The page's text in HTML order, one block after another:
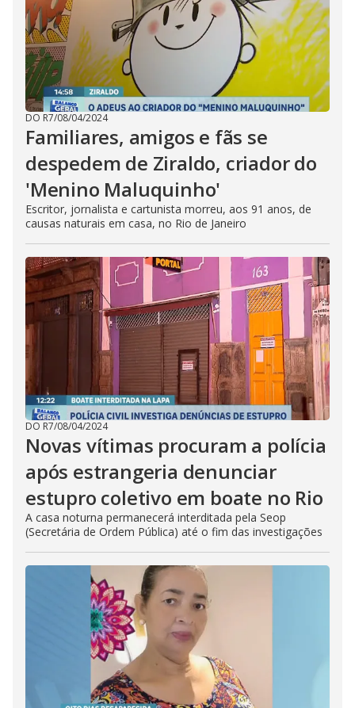
DO R7/08/04/2024
Familiares, amigos e fãs se
despedem de Ziraldo, criador do
'Menino Maluquinho'
Escritor, jornalista e cartunista morreu, aos 91 anos, de
causas naturais em casa, no Rio de Janeiro
DO R7/08/04/2024
Novas vítimas procuram a polícia
após estrangeria denunciar
estupro coletivo em boate no Rio
A casa noturna permanecerá interditada pela Seop
(Secretária de Ordem Pública) até o fim das investigações